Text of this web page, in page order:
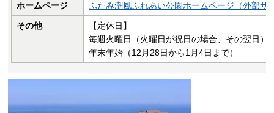
ホームページ ふたみ潮風ふれあい公園ホームページ（外部サ
その他
【定休日】
毎週火曜日（火曜日が祝日の場合、その翌日）
年末年始（12月28日から1月4日まで）